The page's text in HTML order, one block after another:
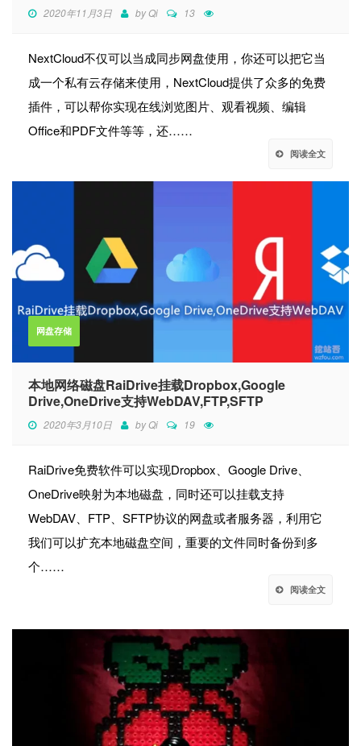
2020年11月3日 byQi 13
NextCloud不仅可以当成同步网盘使用，你还可以把它当
成一个私有云存储来使用，NextCloud提供了众多的免费
插件，可以帮你实现在线浏览图片、观看视频、编辑
Office和PDF文件等等，还……
阅读全文
网盘存储
本地网络磁盘RaiDrive挂载Dropbox,Google
Drive,OneDrive支持WebDAV,FTP,SFTP
2020年3月10日 byQi 19
RaiDrive免费软件可以实现Dropbox、Google Drive、
OneDrive映射为本地磁盘，同时还可以挂载支持
WebDAV、FTP、SFTP协议的网盘或者服务器，利用它
我们可以扩充本地磁盘空间，重要的文件同时备份到多
个……
阅读全文